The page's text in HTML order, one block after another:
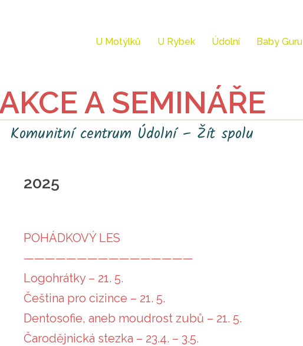
U Motýlků U Rybek Údolní Baby Guru
A SEMINÁŘE
Komunitní centrum Údolní – Žít spolu
2025
POHÁDKOVÝ LES
————————————————
Logohrátky – 21. 5.
Čeština pro cizince – 21. 5.
Dentosofie, aneb moudrost zubů – 21. 5.
Čarodějnická stezka – 23.4. – 3.5.